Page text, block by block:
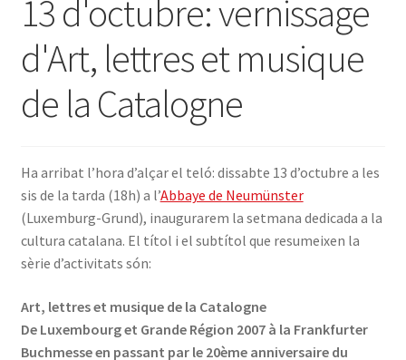
LLIBRE
INICIA SESSIÓ
13 d'octubre: vernissage
d'Art, lettres et musique
de la Catalogne
Ha arribat l’hora d’alçar el teló: dissabte 13 d’octubre a les
sis de la tarda (18h) a l’Abbaye de Neumünster
(Luxemburg-Grund), inaugurarem la setmana dedicada a la
cultura catalana. El títol i el subtítol que resumeixen la
sèrie d’activitats són:
Art, lettres et musique de la Catalogne
De Luxembourg et Grande Région 2007 à la Frankfurter
Buchmesse en passant par le 20ème anniversaire du